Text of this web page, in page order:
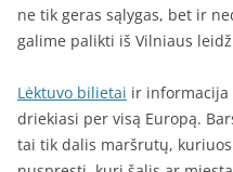
ne tik geras sąlygas, bet ir
galime palikti iš Vilniaus
Lėktuvo bilietai ir informacija
driekiasi per visą Europą.
tai tik dalis maršrutų,